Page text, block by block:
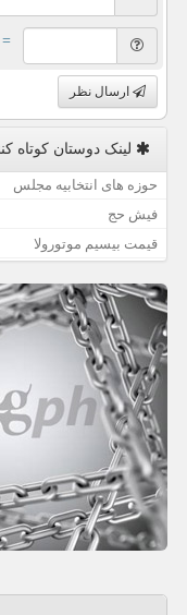
= ۴ بعلاوه ۳
ارسال نظر
لینک دوستان كوتاه
حوزه های انتخابیه مجلس
فیش حج
قیمت بیسیم موتورولا